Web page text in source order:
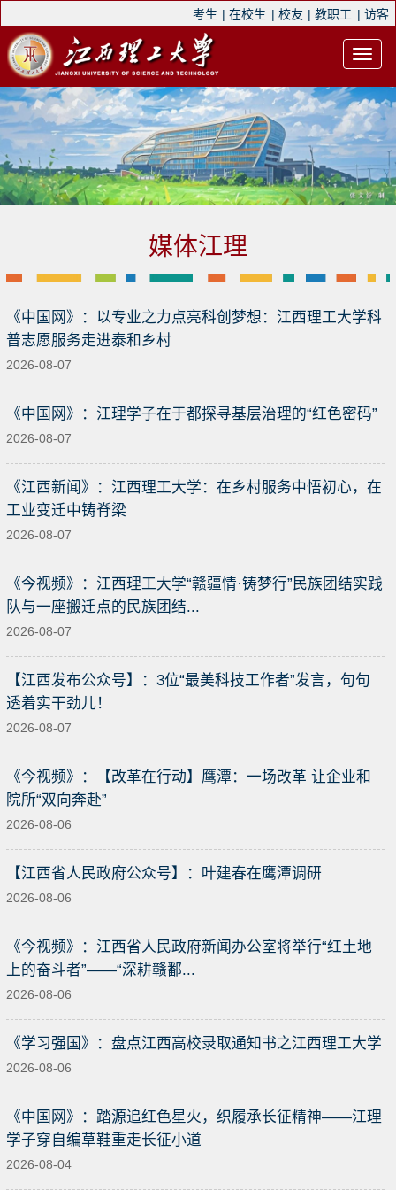
考生 | 在校生 | 校友 | 教职工 | 访客
媒体江理
《中国网》：以专业之力点亮科创梦想：江西理工大学科
普志愿服务走进泰和乡村
2026-08-07
《中国网》：江理学子在于都探寻基层治理的“红色密码”
2026-08-07
《江西新闻》：江西理工大学：在乡村服务中悟初心，在
工业变迁中铸脊梁
2026-08-07
《今视频》：江西理工大学“赣疆情·铸梦行”民族团结实践
队与一座搬迁点的民族团结...
2026-08-07
【江西发布公众号】：3位“最美科技工作者”发言，句句
透着实干劲儿！
2026-08-07
《今视频》：【改革在行动】鹰潭：一场改革 让企业和
院所“双向奔赴”
2026-08-06
【江西省人民政府公众号】：叶建春在鹰潭调研
2026-08-06
《今视频》：江西省人民政府新闻办公室将举行“红土地
上的奋斗者”——“深耕赣鄱...
2026-08-06
《学习强国》：盘点江西高校录取通知书之江西理工大学
2026-08-06
《中国网》：踏源追红色星火，织履承长征精神——江理
学子穿自编草鞋重走长征小道
2026-08-04